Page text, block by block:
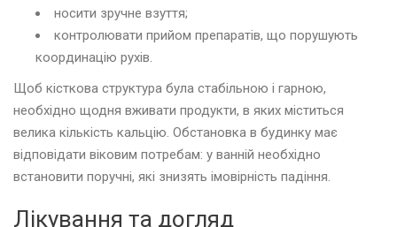
носити зручне взуття;
контролювати прийом препаратів, що порушують
координацію рухів.
Щоб кісткова структура була стабільною і гарною,
необхідно щодня вживати продукти, в яких міститься
велика кількість кальцію. Обстановка в будинку має
відповідати віковим потребам: у ванній необхідно
встановити поручні, які знизять імовірність падіння.
Лікування та догляд